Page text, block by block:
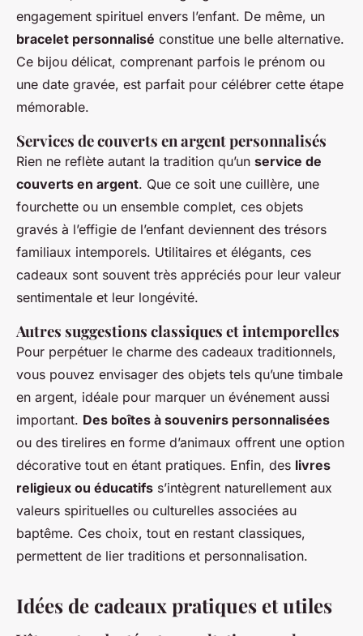
engagement spirituel envers l’enfant. De même, un
bracelet personnalisé constitue une belle alternative.
Ce bijou délicat, comprenant parfois le prénom ou
une date gravée, est parfait pour célébrer cette étape
mémorable.
Services de couverts en argent personnalisés
Rien ne reflète autant la tradition qu’un service de
couverts en argent. Que ce soit une cuillère, une
fourchette ou un ensemble complet, ces objets
gravés à l’effigie de l’enfant deviennent des trésors
familiaux intemporels. Utilitaires et élégants, ces
cadeaux sont souvent très appréciés pour leur valeur
sentimentale et leur longévité.
Autres suggestions classiques et intemporelles
Pour perpétuer le charme des cadeaux traditionnels,
vous pouvez envisager des objets tels qu’une timbale
en argent, idéale pour marquer un événement aussi
important. Des boîtes à souvenirs personnalisées
ou des tirelires en forme d’animaux offrent une option
décorative tout en étant pratiques. Enfin, des livres
religieux ou éducatifs s’intègrent naturellement aux
valeurs spirituelles ou culturelles associées au
baptême. Ces choix, tout en restant classiques,
permettent de lier traditions et personnalisation.
Idées de cadeaux pratiques et utiles